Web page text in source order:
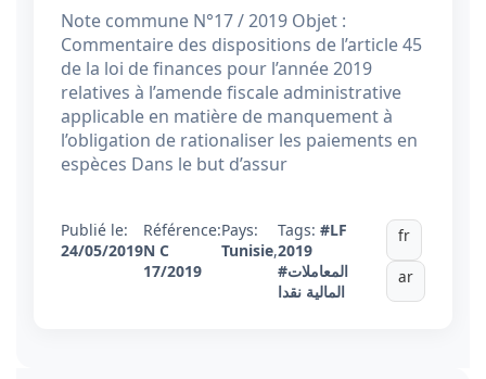
Note commune N°17 / 2019 Objet :
Commentaire des dispositions de l’article 45
de la loi de finances pour l’année 2019
relatives à l’amende fiscale administrative
applicable en matière de manquement à
l’obligation de rationaliser les paiements en
espèces Dans le but d’assur
Publié le:
24/05/2019
Référence:
N C
17/2019
Pays:
Tunisie,
Tags: #LF
2019
#المعاملات
المالية نقدا
fr
ar